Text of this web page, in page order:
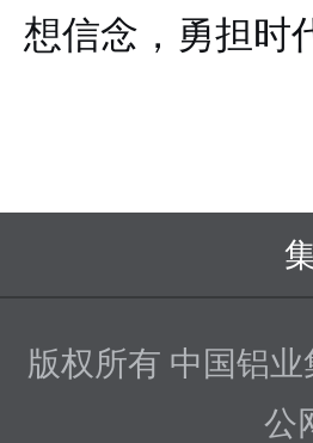
想信念，勇担时
版权所有 中国铝业
公